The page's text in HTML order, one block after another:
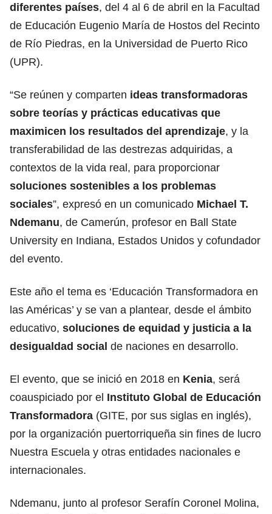
diferentes países, del 4 al 6 de abril en la Facultad
de Educación Eugenio María de Hostos del Recinto
de Río Piedras, en la Universidad de Puerto Rico
(UPR).
“Se reúnen y comparten ideas transformadoras
sobre teorías y prácticas educativas que
maximicen los resultados del aprendizaje, y la
transferabilidad de las destrezas adquiridas, a
contextos de la vida real, para proporcionar
soluciones sostenibles a los problemas
sociales”, expresó en un comunicado Michael T.
Ndemanu, de Camerún, profesor en Ball State
University en Indiana, Estados Unidos y cofundador
del evento.
Este año el tema es ‘Educación Transformadora en
las Américas’ y se van a plantear, desde el ámbito
educativo, soluciones de equidad y justicia a la
desigualdad social de naciones en desarrollo.
El evento, que se inició en 2018 en Kenia, será
coauspiciado por el Instituto Global de Educación
Transformadora (GITE, por sus siglas en inglés),
por la organización puertorriqueña sin fines de lucro
Nuestra Escuela y otras entidades nacionales e
internacionales.
Ndemanu, junto al profesor Serafín Coronel Molina,